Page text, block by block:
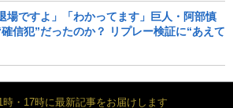
場ですよ」「わかってます」巨人・阿部慎
信犯”だったのか？ リプレー検証に“あえて
時・17時に最新記事をお届けします